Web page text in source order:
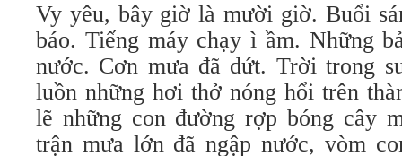
Vy yêu, bây giờ là mười giờ. Buổi
báo. Tiếng máy chạy ì ầm. Những
nước. Cơn mưa đã dứt. Trời trong
luồn những hơi thở nóng hổi trên
lẽ những con đường rợp bóng cây
trận mưa lớn đã ngập nước, vòm